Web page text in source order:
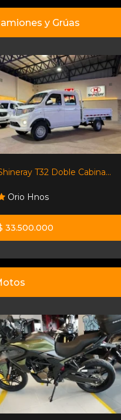
y Grúas
T32 Doble Cabina...
Orio Hnos
33.500.000